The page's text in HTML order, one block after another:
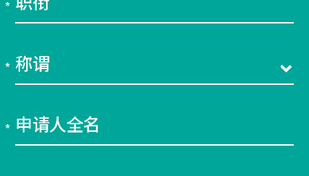
称谓
申请人全名